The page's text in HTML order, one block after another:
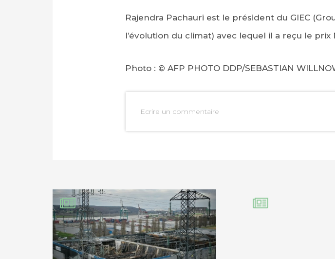
PARTAGER SUR FACEBOOK
PARTAGER SUR LINKEDIN
Rajendra Pachauri est le président du GIEC
l’évolution du climat) avec lequel il a reçu le prix
Photo : © AFP PHOTO DDP/SEBASTIAN
Ecrire un commentaire